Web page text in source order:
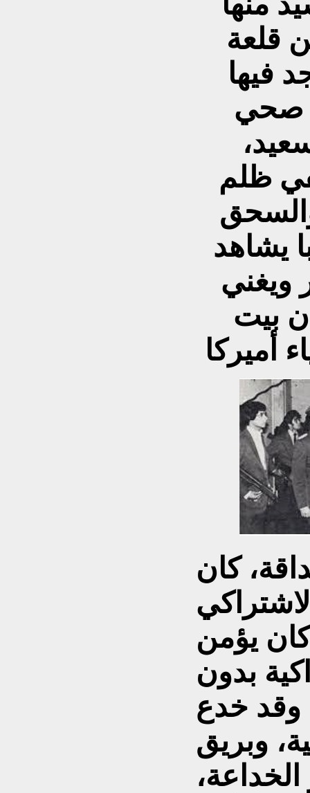
قلعة
فيها
صحي
ظلم
يشاهد
ويغني
بيت
كان
يؤمن
بدون
وقد خدع
وبريق